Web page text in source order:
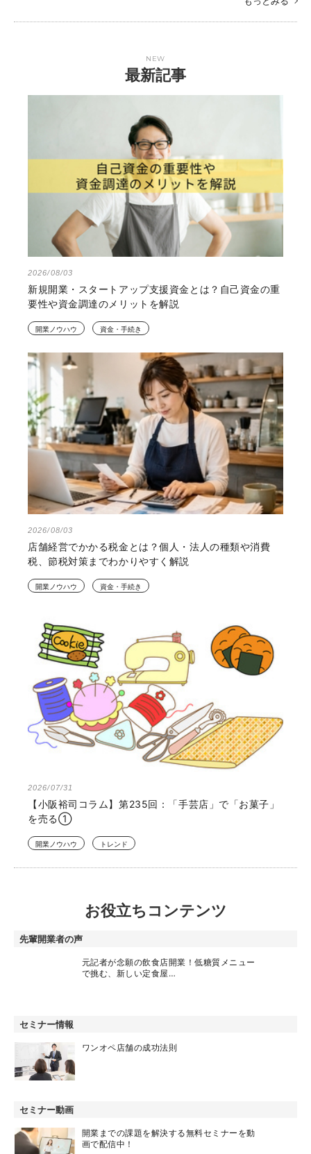
NEW
最新記事
2026/08/03
新規開業・スタートアップ支援資金とは？自己資金の重
要性や資金調達のメリットを解説
開業ノウハウ 資金・手続き
2026/08/03
店舗経営でかかる税金とは？個人・法人の種類や消費
税、節税対策までわかりやすく解説
開業ノウハウ 資金・手続き
2026/07/31
【小阪裕司コラム】第235回：「手芸店」で「お菓子」
を売る①
開業ノウハウ トレンド
お役立ちコンテンツ
先輩開業者の声
元記者が念願の飲食店開業！低糖質メニュー
で挑む、新しい定食屋…
セミナー情報
ワンオペ店舗の成功法則
セミナー動画
開業までの課題を解決する無料セミナーを動
画で配信中！